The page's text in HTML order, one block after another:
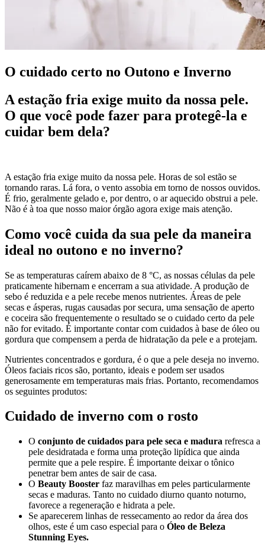
O cuidado certo no Outono e Inverno
A estação fria exige muito da nossa pele.
O que você pode fazer para protegê-la e
cuidar bem dela?
A estação fria exige muito da nossa pele. Horas de sol estão se
tornando raras. Lá fora, o vento assobia em torno de nossos ouvidos.
É frio, geralmente gelado e, por dentro, o ar aquecido obstrui a pele.
Não é à toa que nosso maior órgão agora exige mais atenção.
Como você cuida da sua pele da maneira
ideal no outono e no inverno?
Se as temperaturas caírem abaixo de 8 °C, as nossas células da pele
praticamente hibernam e encerram a sua atividade. A produção de
sebo é reduzida e a pele recebe menos nutrientes. Áreas de pele
secas e ásperas, rugas causadas por secura, uma sensação de aperto
e coceira são frequentemente o resultado se o cuidado certo da pele
não for evitado. É importante contar com cuidados à base de óleo ou
gordura que compensem a perda de hidratação da pele e a protejam.
Nutrientes concentrados e gordura, é o que a pele deseja no inverno.
Óleos faciais ricos são, portanto, ideais e podem ser usados
generosamente em temperaturas mais frias. Portanto, recomendamos
os seguintes produtos:
Cuidado de inverno com o rosto
O conjunto de cuidados para pele seca e madura refresca a
pele desidratada e forma uma proteção lipídica que ainda
permite que a pele respire. É importante deixar o tônico
penetrar bem antes de sair de casa.
O Beauty Booster faz maravilhas em peles particularmente
secas e maduras. Tanto no cuidado diurno quanto noturno,
favorece a regeneração e hidrata a pele.
Se aparecerem linhas de ressecamento ao redor da área dos
olhos, este é um caso especial para o Óleo de Beleza
Stunning Eyes.